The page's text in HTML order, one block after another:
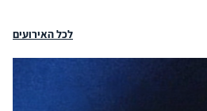
לכל האירועים